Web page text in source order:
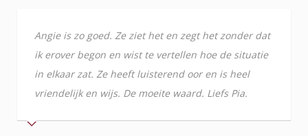
Angie is zo goed. Ze ziet het en zegt het zonder dat
ik erover begon en wist te vertellen hoe de situatie
in elkaar zat. Ze heeft luisterend oor en is heel
vriendelijk en wijs. De moeite waard. Liefs Pia.